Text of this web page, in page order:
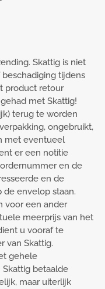
Skattig is niet
tijdens
product retour
met Skattig!
terug te worden
ongebruikt,
met eventueel
er een notitie
en de
en de
envelop staan.
voor een ander
meerprijs van het
u vooraf te
van Skattig.
gehele
Skattig betaalde
maar uiterlijk